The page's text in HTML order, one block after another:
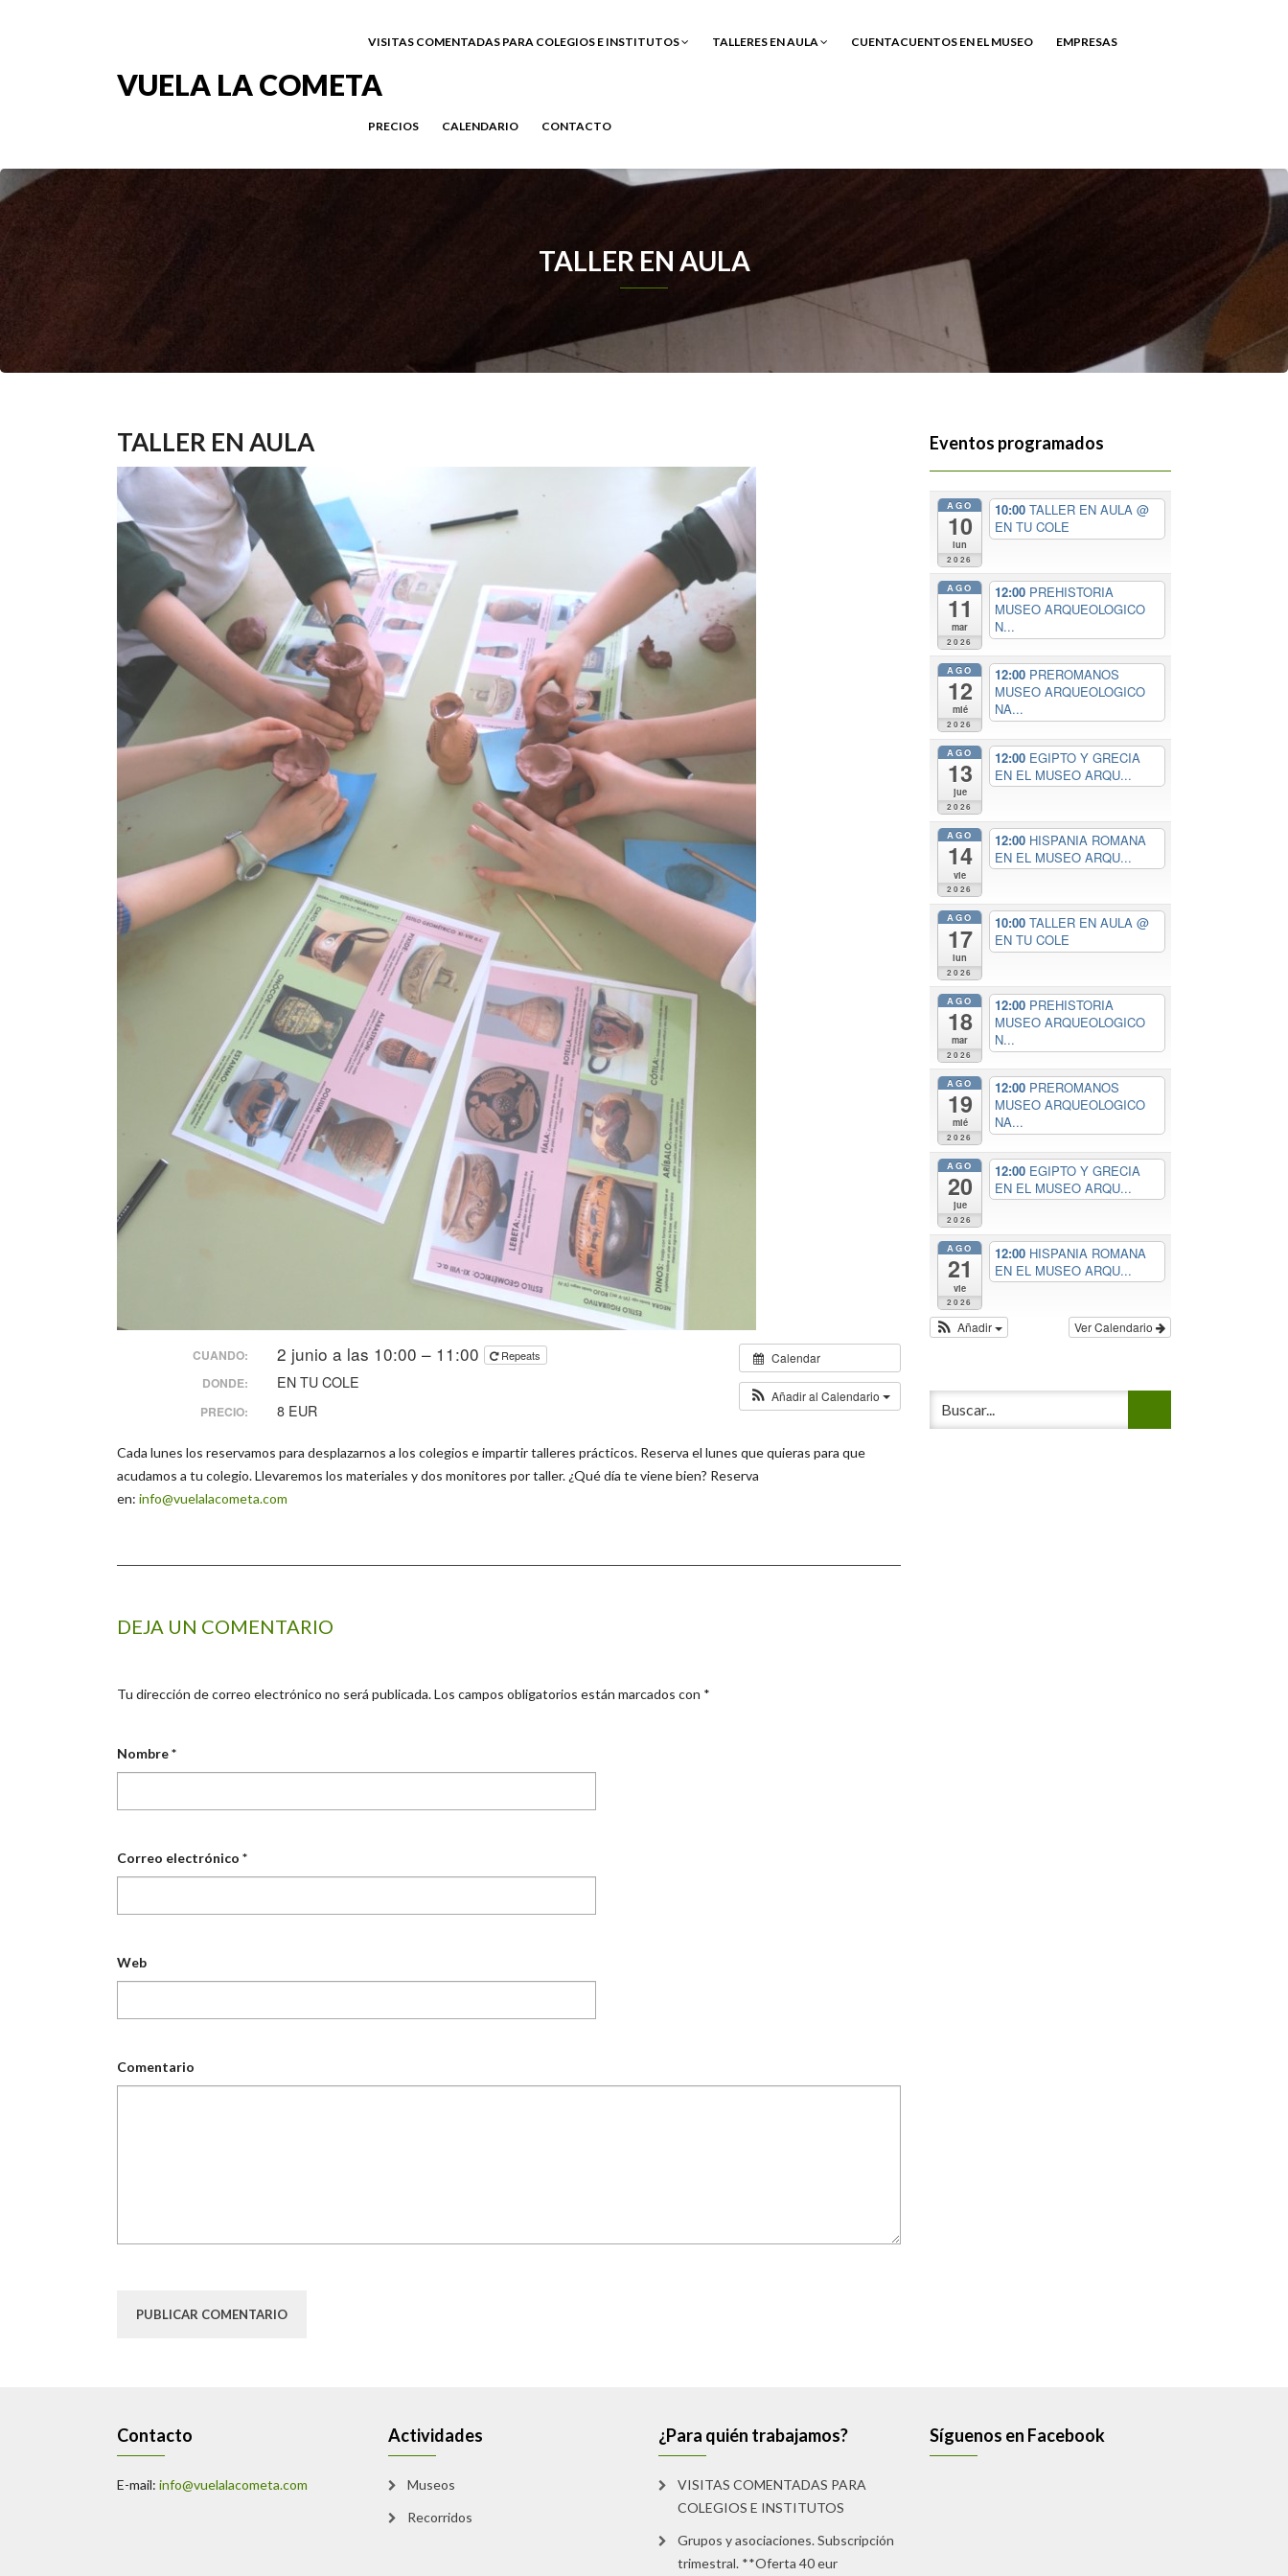
VUELA LA COMETA
VISITAS COMENTADAS PARA COLEGIOS E INSTITUTOS TALLERES EN AULA CUENTACUENTOS EN EL MUSEO EMPRESAS
PRECIOS CALENDARIO CONTACTO
TALLER EN AULA
TALLER EN AULA
Calendar
Añadir al Calendario
CUANDO: 2 junio a las 10:00 – 11:00 Repeats
DONDE: EN TU COLE
PRECIO: 8 EUR
Cada lunes los reservamos para desplazarnos a los colegios e impartir talleres prácticos. Reserva el lunes que quieras para que
acudamos a tu colegio. Llevaremos los materiales y dos monitores por taller. ¿Qué día te viene bien? Reserva
en: info@vuelalacometa.com
DEJA UN COMENTARIO
Tu dirección de correo electrónico no será publicada.Los campos obligatorios están marcados con *
Nombre*
Correo electrónico *
Web
Comentario
Eventos programados
AGO
10
lun
2026
10:00TALLER EN AULA@
EN TU COLE
AGO
11
mar
2026
12:00 PREHISTORIA
MUSEO ARQUEOLOGICO
N...
AGO
12
mié
2026
12:00 PREROMANOS
MUSEO ARQUEOLOGICO
NA...
AGO
13
jue
2026
12:00 EGIPTO Y GRECIA
EN EL MUSEO ARQU...
AGO
14
vie
2026
12:00 HISPANIA ROMANA
EN EL MUSEO ARQU...
AGO
17
lun
2026
10:00TALLER EN AULA@
EN TU COLE
AGO
18
mar
2026
12:00 PREHISTORIA
MUSEO ARQUEOLOGICO
N...
AGO
19
mié
2026
12:00 PREROMANOS
MUSEO ARQUEOLOGICO
NA...
AGO
20
jue
2026
12:00 EGIPTO Y GRECIA
EN EL MUSEO ARQU...
AGO
21
vie
2026
12:00 HISPANIA ROMANA
EN EL MUSEO ARQU...
Ver Calendario
Añadir
Contacto
E-mail: info@vuelalacometa.com
Actividades
Museos
Recorridos
¿Para quién trabajamos?
VISITAS COMENTADAS PARA
COLEGIOS E INSTITUTOS
Grupos y asociaciones. Subscripción
trimestral. **Oferta 40 eur
Síguenos en Facebook